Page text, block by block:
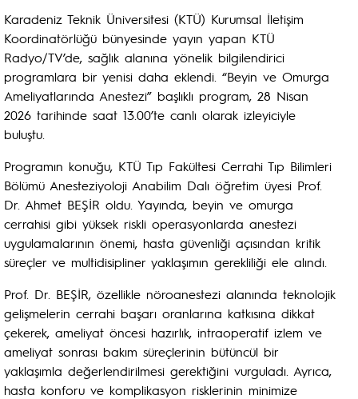
Karadeniz Teknik Üniversitesi (KTÜ) Kurumsal İletişim
Koordinatörlüğü bünyesinde yayın yapan KTÜ
Radyo/TV’de, sağlık alanına yönelik bilgilendirici
programlara bir yenisi daha eklendi. “Beyin ve Omurga
Ameliyatlarında Anestezi” başlıklı program, 28 Nisan
2026 tarihinde saat 13.00’te canlı olarak izleyiciyle
buluştu.
Programın konuğu, KTÜ Tıp Fakültesi Cerrahi Tıp Bilimleri
Bölümü Anesteziyoloji Anabilim Dalı öğretim üyesi Prof.
Dr. Ahmet BEŞİR oldu. Yayında, beyin ve omurga
cerrahisi gibi yüksek riskli operasyonlarda anestezi
uygulamalarının önemi, hasta güvenliği açısından kritik
süreçler ve multidisipliner yaklaşımın gerekliliği ele alındı.
Prof. Dr. BEŞİR, özellikle nöroanestezi alanında teknolojik
gelişmelerin cerrahi başarı oranlarına katkısına dikkat
çekerek, ameliyat öncesi hazırlık, intraoperatif izlem ve
ameliyat sonrası bakım süreçlerinin bütüncül bir
yaklaşımla değerlendirilmesi gerektiğini vurguladı. Ayrıca,
hasta konforu ve komplikasyon risklerinin minimize